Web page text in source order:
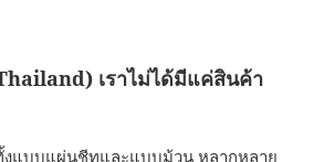
เราไม่ได้มีแค่สินค้า
งแบบแผ่นชีทและแบบม้วน หลากหลาย